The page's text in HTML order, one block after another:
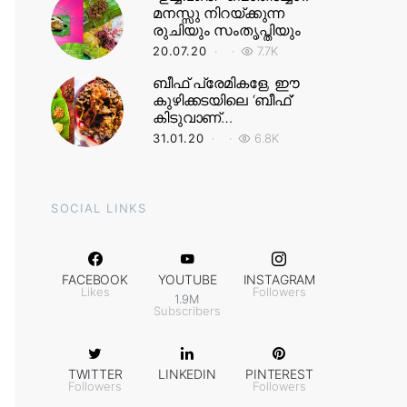
മനസ്സു നിറയ്ക്കുന്ന
രുചിയും സംതൃപ്തിയും
20.07.20 7.7K
ബീഫ് പ്രേമികളേ, ഈ
കുഴിക്കടയിലെ ‘ബീഫ്’
കിടുവാണ്…
31.01.20 6.8K
SOCIAL LINKS
FACEBOOK
Likes
YOUTUBE
1.9M
Subscribers
INSTAGRAM
Followers
TWITTER
Followers
LINKEDIN PINTEREST
Followers